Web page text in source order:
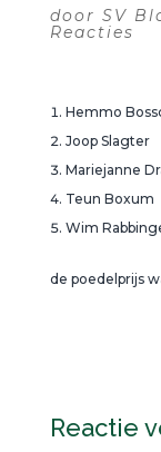
door SV
Reacties
Hemmo
Joop
Mariejanne
Teun
Wim
de poedelprijs
Reactie